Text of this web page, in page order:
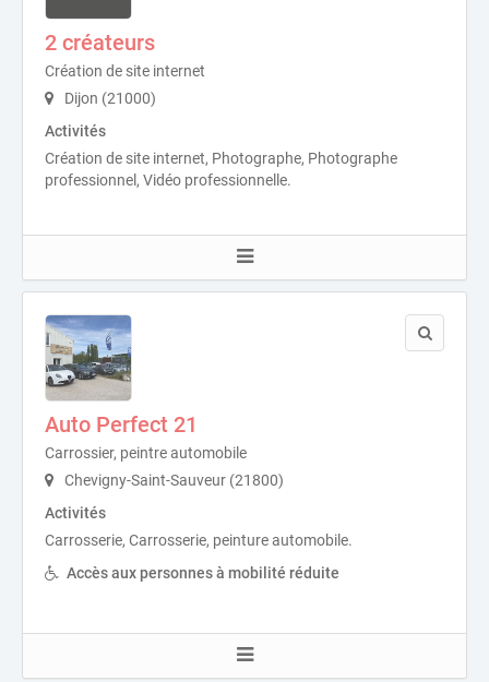
2 créateurs
Création de site internet
Dijon (21000)
Activités
Création de site internet, Photographe, Photographe
professionnel, Vidéo professionnelle.
Auto Perfect 21
Carrossier, peintre automobile
Chevigny-Saint-Sauveur (21800)
Activités
Carrosserie, Carrosserie, peinture automobile.
Accès aux personnes à mobilité réduite